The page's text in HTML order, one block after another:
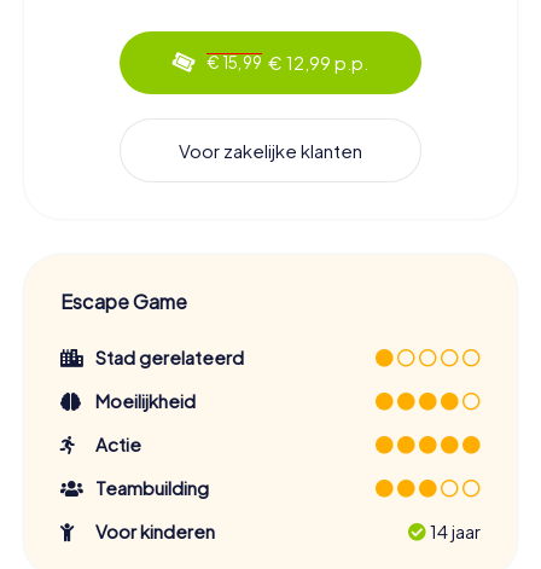
€ 15,99 € 12,99 p.p.
Voor zakelijke klanten
Escape Game
Stad gerelateerd
Moeilijkheid
Actie
Teambuilding
Voor kinderen
14 jaar